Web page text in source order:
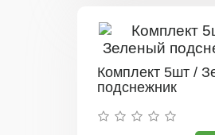
Комплект 5шт /
подснежник